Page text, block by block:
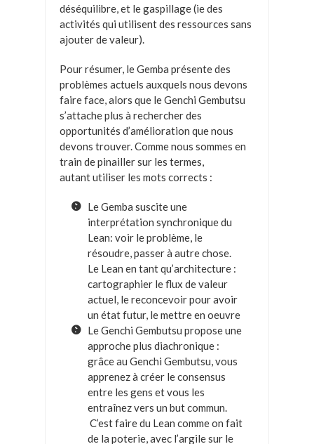
déséquilibre, et le gaspillage (ie des
activités qui utilisent des ressources sans
ajouter de valeur).
Pour résumer, le Gemba présente des
problèmes actuels auxquels nous devons
faire face, alors que le Genchi Gembutsu
s’attache plus à rechercher des
opportunités d’amélioration que nous
devons trouver. Comme nous sommes en
train de pinailler sur les termes,
autant utiliser les mots corrects :
Le Gemba suscite une
interprétation synchronique du
Lean: voir le problème, le
résoudre, passer à autre chose.
Le Lean en tant qu’architecture :
cartographier le flux de valeur
actuel, le reconcevoir pour avoir
un état futur, le mettre en oeuvre
Le Genchi Gembutsu propose une
approche plus diachronique :
grâce au Genchi Gembutsu, vous
apprenez à créer le consensus
entre les gens et vous les
entraînez vers un but commun.
C’est faire du Lean comme on fait
de la poterie, avec l’argile sur le